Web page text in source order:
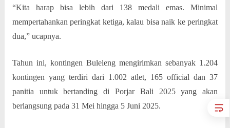
“Kita harap bisa lebih dari 138 medali emas. Minimal
mempertahankan peringkat ketiga, kalau bisa naik ke peringkat
dua,” ucapnya.
Tahun ini, kontingen Buleleng mengirimkan sebanyak 1.204
kontingen yang terdiri dari 1.002 atlet, 165 official dan 37
panitia untuk bertanding di Porjar Bali 2025 yang akan
berlangsung pada 31 Mei hingga 5 Juni 2025.